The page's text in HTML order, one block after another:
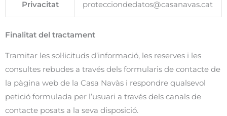
Privacitat protecciondedatos@casanavas.cat
Finalitat del tractament
Tramitar les sol·licituds d’informació, les reserves i les
consultes rebudes a través dels formularis de contacte de
la pàgina web de la Casa Navàs i respondre qualsevol
petició formulada per l’usuari a través dels canals de
contacte posats a la seva disposició.